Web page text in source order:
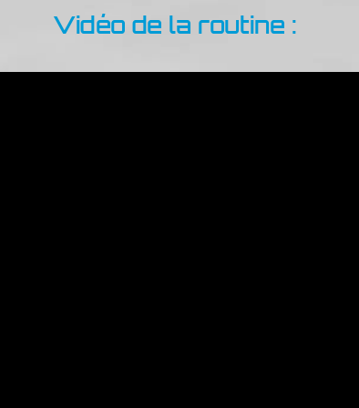
Vidéo de la routine :